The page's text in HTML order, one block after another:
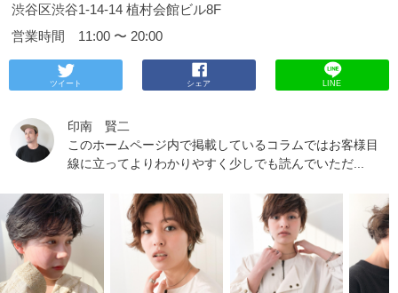
らお気軽ご連絡ください。
LUXY（ラグジー） JR渋谷駅徒歩１分。 【透明感の
渋谷区渋谷1-14-14 植村会館ビル8F
平日 11:00〜
21:00 日祝 11:00〜20:00 定休日 毎週火曜日、第
渋谷区渋谷1-14-14 植村会館ビル8F
営業時間 11:00 〜 20:00
ツイート シェア LINE
印南 賢二
このホームページ内で掲載しているコラムではお客様目
線に立ってよりわかりやすく少しでも読んでいただ...